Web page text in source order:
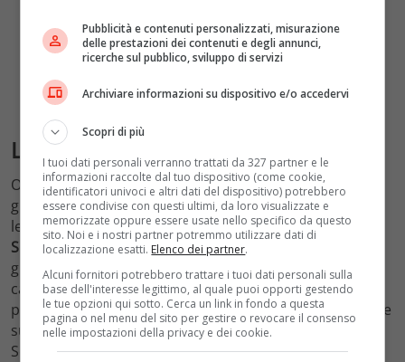
L’importanza scientifica della cometa
Oltre al fascino visivo, C/2023 A3 rappresenta una
grande opportunità scientifica. Gli astronomi studiano
le comete per comprendere meglio le origini del
Sistema Solaree il comportamento di questi corpi
ghiacciati. Quando una cometa si avvicina al Sole, il
calore provoca la sublimazione dei ghiacci, rilasciando
polveri e gas che possono fornire informazioni preziose
sugli elementi primordiali che componevano il Sistema
Solare miliardi di anni fa.
Pubblicità e contenuti personalizzati, misurazione
delle prestazioni dei contenuti e degli annunci,
ricerche sul pubblico, sviluppo di servizi
Archiviare informazioni su dispositivo e/o accedervi
Scopri di più
I tuoi dati personali verranno trattati da 327 partner e le
informazioni raccolte dal tuo dispositivo (come cookie,
identificatori univoci e altri dati del dispositivo) potrebbero
essere condivise con questi ultimi, da loro visualizzate e
memorizzate oppure essere usate nello specifico da questo
sito. Noi e i nostri partner potremmo utilizzare dati di
localizzazione esatti. Elenco dei partner.
Alcuni fornitori potrebbero trattare i tuoi dati personali sulla
base dell'interesse legittimo, al quale puoi opporti gestendo
le tue opzioni qui sotto. Cerca un link in fondo a questa
pagina o nel menu del sito per gestire o revocare il consenso
nelle impostazioni della privacy e dei cookie.